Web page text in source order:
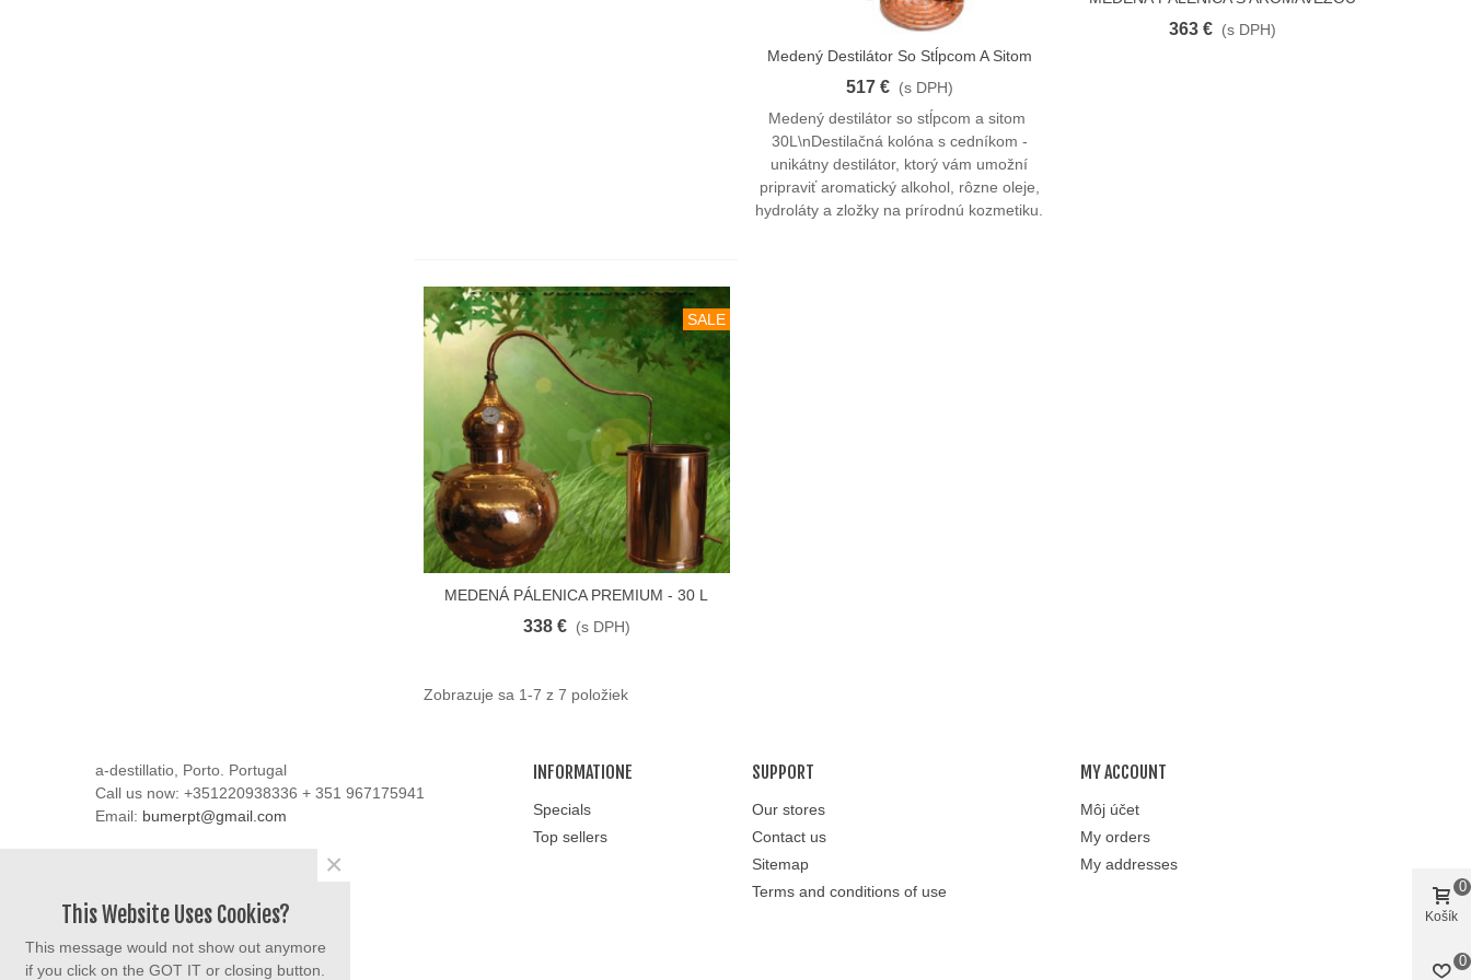
Vložiť Do Košíka
Medený Destilátor So Stĺpcom A Sitom
30L
517 € (s DPH)
Medený destilátor so stĺpcom a sitom
30L\nDestilačná kolóna s cedníkom -
unikátny destilátor, ktorý vám umožní
pripraviť aromatický alkohol, rôzne oleje,
hydroláty a zložky na prírodnú kozmetiku.
PREMIUM 15 L
363 € (s DPH)
SALE
Vložiť Do Košíka
MEDENÁ PÁLENICA PREMIUM - 30 L
338 € (s DPH)
Zobrazuje sa 1-7 z 7 položiek
a-destillatio, Porto. Portugal
Call us now: +351220938336 + 351 967175941
Email: bumerpt@gmail.com
INFORMATIONE
Specials
Top sellers
SUPPORT
Our stores
Contact us
Sitemap
Terms and conditions of use
MY ACCOUNT
Môj účet
My orders
My addresses
Share FacebookYouTubeInstagram
Košík
0
0
This Website Uses Cookies?
This message would not show out anymore
if you click on the GOT IT or closing button.
×